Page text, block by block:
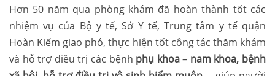
Hơn 50 năm qua phòng khám đã hoàn thành tốt các
nhiệm vụ của Bộ y tế, Sở Y tế, Trung tâm y tế quận
Hoàn Kiếm giao phó, thực hiện tốt công tác thăm khám
và hỗ trợ điều trị các bệnh phụ khoa – nam khoa, bệnh